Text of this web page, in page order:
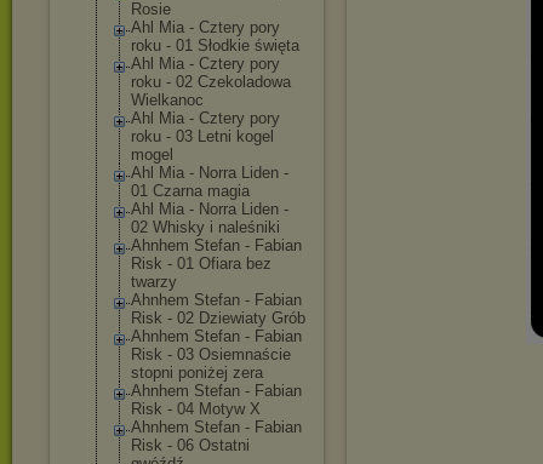
Rosie
Ahl Mia - Cztery pory
roku - 01 Słodkie święta
Ahl Mia - Cztery pory
roku - 02 Czekoladowa
Wielkanoc
Ahl Mia - Cztery pory
roku - 03 Letni kogel
mogel
Ahl Mia - Norra Liden -
01 Czarna magia
Ahl Mia - Norra Liden -
02 Whisky i naleśniki
Ahnhem Stefan - Fabian
Risk - 01 Ofiara bez
twarzy
Ahnhem Stefan - Fabian
Risk - 02 Dziewiaty Grób
Ahnhem Stefan - Fabian
Risk - 03 Osiemnaście
stopni poniżej zera
Ahnhem Stefan - Fabian
Risk - 04 Motyw X
Ahnhem Stefan - Fabian
Risk - 06 Ostatni